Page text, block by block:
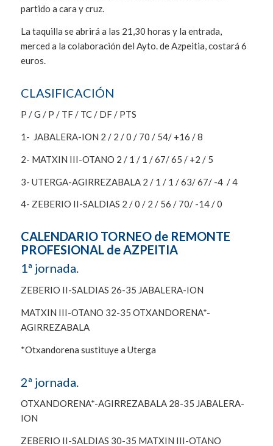
partido a cara y cruz.
La taquilla se abrirá a las 21,30 horas y la entrada,
merced a la colaboración del Ayto. de Azpeitia, costará 6
euros.
CLASIFICACIÓN
P / G / P / TF / TC / DF / PTS
1- JABALERA-ION 2 / 2 / 0 / 70 / 54/ +16 / 8
2- MATXIN III-OTANO 2 / 1 / 1 / 67/ 65 / +2 / 5
3- UTERGA-AGIRREZABALA 2 / 1 / 1 / 63/ 67/ -4 / 4
4- ZEBERIO II-SALDIAS 2 / 0 / 2 / 56 / 70/ -14 / 0
CALENDARIO TORNEO de REMONTE
PROFESIONAL de AZPEITIA
1ª jornada.
ZEBERIO II-SALDIAS 26-35 JABALERA-ION
MATXIN III-OTANO 32-35 OTXANDORENA*-
AGIRREZABALA
*Otxandorena sustituye a Uterga
2ª jornada.
OTXANDORENA*-AGIRREZABALA 28-35 JABALERA-
ION
ZEBERIO II-SALDIAS 30-35 MATXIN III-OTANO